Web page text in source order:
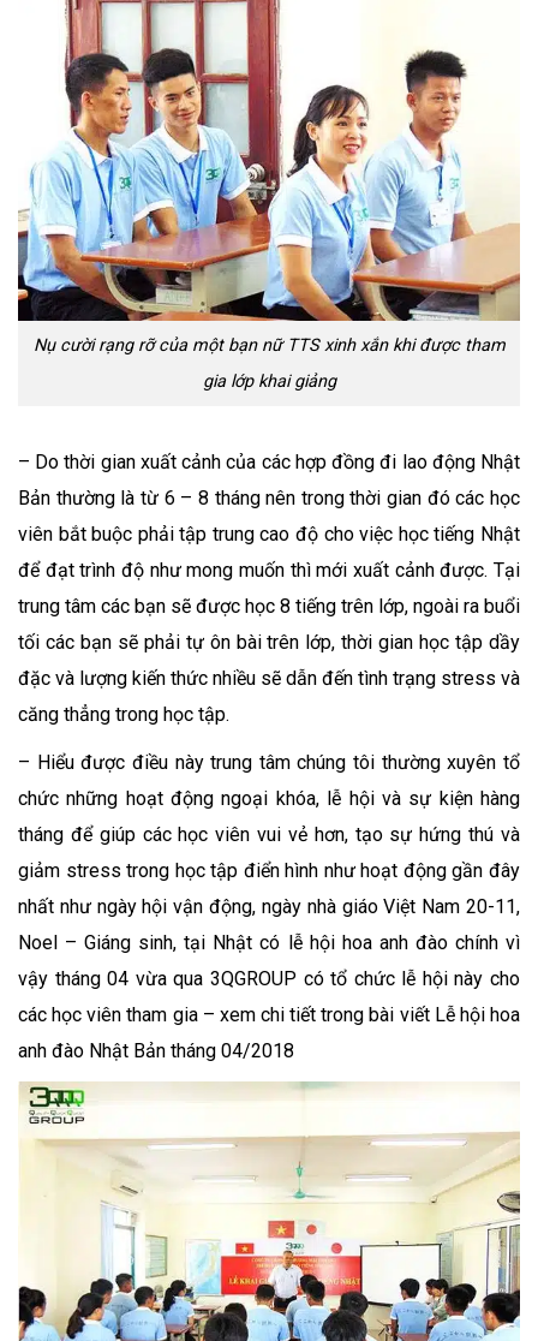
Nụ cười rạng rỡ của một bạn nữ TTS xinh xắn khi được tham
gia lớp khai giảng
– Do thời gian xuất cảnh của các hợp đồng đi lao động Nhật
Bản thường là từ 6 – 8 tháng nên trong thời gian đó các học
viên bắt buộc phải tập trung cao độ cho việc học tiếng Nhật
để đạt trình độ như mong muốn thì mới xuất cảnh được. Tại
trung tâm các bạn sẽ được học 8 tiếng trên lớp, ngoài ra buổi
tối các bạn sẽ phải tự ôn bài trên lớp, thời gian học tập dầy
đặc và lượng kiến thức nhiều sẽ dẫn đến tình trạng stress và
căng thẳng trong học tập.
– Hiểu được điều này trung tâm chúng tôi thường xuyên tổ
chức những hoạt động ngoại khóa, lễ hội và sự kiện hàng
tháng để giúp các học viên vui vẻ hơn, tạo sự hứng thú và
giảm stress trong học tập điển hình như hoạt động gần đây
nhất như ngày hội vận động, ngày nhà giáo Việt Nam 20-11,
Noel – Giáng sinh, tại Nhật có lễ hội hoa anh đào chính vì
vậy tháng 04 vừa qua 3QGROUP có tổ chức lễ hội này cho
các học viên tham gia – xem chi tiết trong bài viết Lễ hội hoa
anh đào Nhật Bản tháng 04/2018